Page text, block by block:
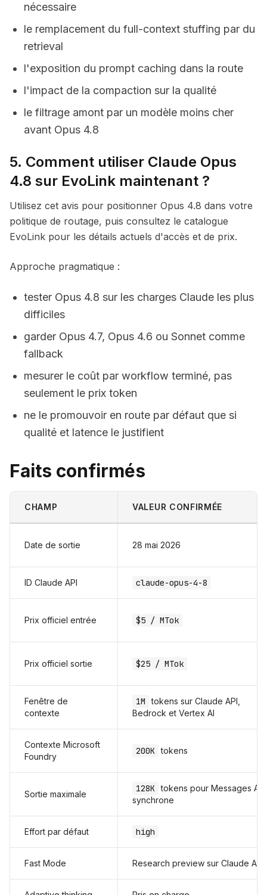
nécessaire
le remplacement du full-context stuffing par du
retrieval
l'exposition du prompt caching dans la route
l'impact de la compaction sur la qualité
le filtrage amont par un modèle moins cher
avant Opus 4.8
5. Comment utiliser Claude Opus
4.8 sur EvoLink maintenant ?
Utilisez cet avis pour positionner Opus 4.8 dans votre
politique de routage, puis consultez le catalogue
EvoLink pour les détails actuels d'accès et de prix.
Approche pragmatique :
tester Opus 4.8 sur les charges Claude les plus
difficiles
garder Opus 4.7, Opus 4.6 ou Sonnet comme
fallback
mesurer le coût par workflow terminé, pas
seulement le prix token
ne le promouvoir en route par défaut que si
qualité et latence le justifient
Faits confirmés
CHAMP VALEUR CONFIRMÉE
Date de sortie 28 mai 2026
ID Claude API claude-opus-4-8
Prix officiel entrée $5 / MTok
Prix officiel sortie $25 / MTok
Fenêtre de
contexte
1M tokens sur Claude API,
Bedrock et Vertex AI
Contexte Microsoft
Foundry
200K tokens
Sortie maximale
128K tokens pour Messages API
synchrone
Effort par défaut high
Fast Mode Research preview sur Claude API